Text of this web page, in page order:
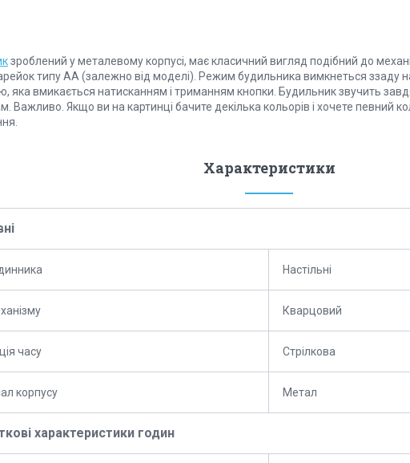
зроблений у металевому корпусі, має класичний вигляд подібний до
типу АА (залежно від моделі). Режим будильника вимкнеться ззаду
яка вмикається натисканням і триманням кнопки. Будильник звучить
Важливо. Якщо ви на картинці бачите декілька кольорів і хочете певний
Характеристики
Настільні
Кварцовий
часу Стрілкова
корпусу Метал
характеристики годин